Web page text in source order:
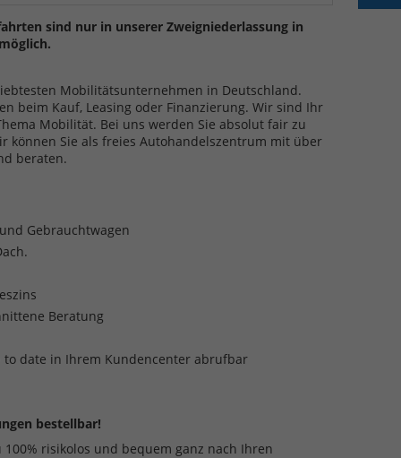
sind nur in unserer Zweigniederlassung in
Mobilitätsunternehmen in Deutschland.
beim Kauf, Leasing oder Finanzierung. Wir sind Ihr
Mobilität. Bei uns werden Sie absolut fair zu
können Sie als freies Autohandelszentrum mit über
beraten.
Gebrauchtwagen
Beratung
date in Ihrem Kundencenter abrufbar
bestellbar!
risikolos und bequem ganz nach Ihren